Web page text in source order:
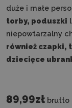
duże i małe
torby, poduszki
niepowtarzalny
również czapki,
dziecięce
89,99zł brutto